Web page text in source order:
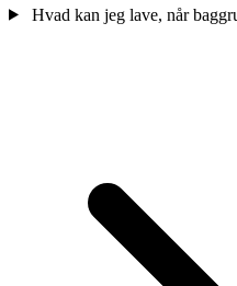
Hvad kan jeg lave, når